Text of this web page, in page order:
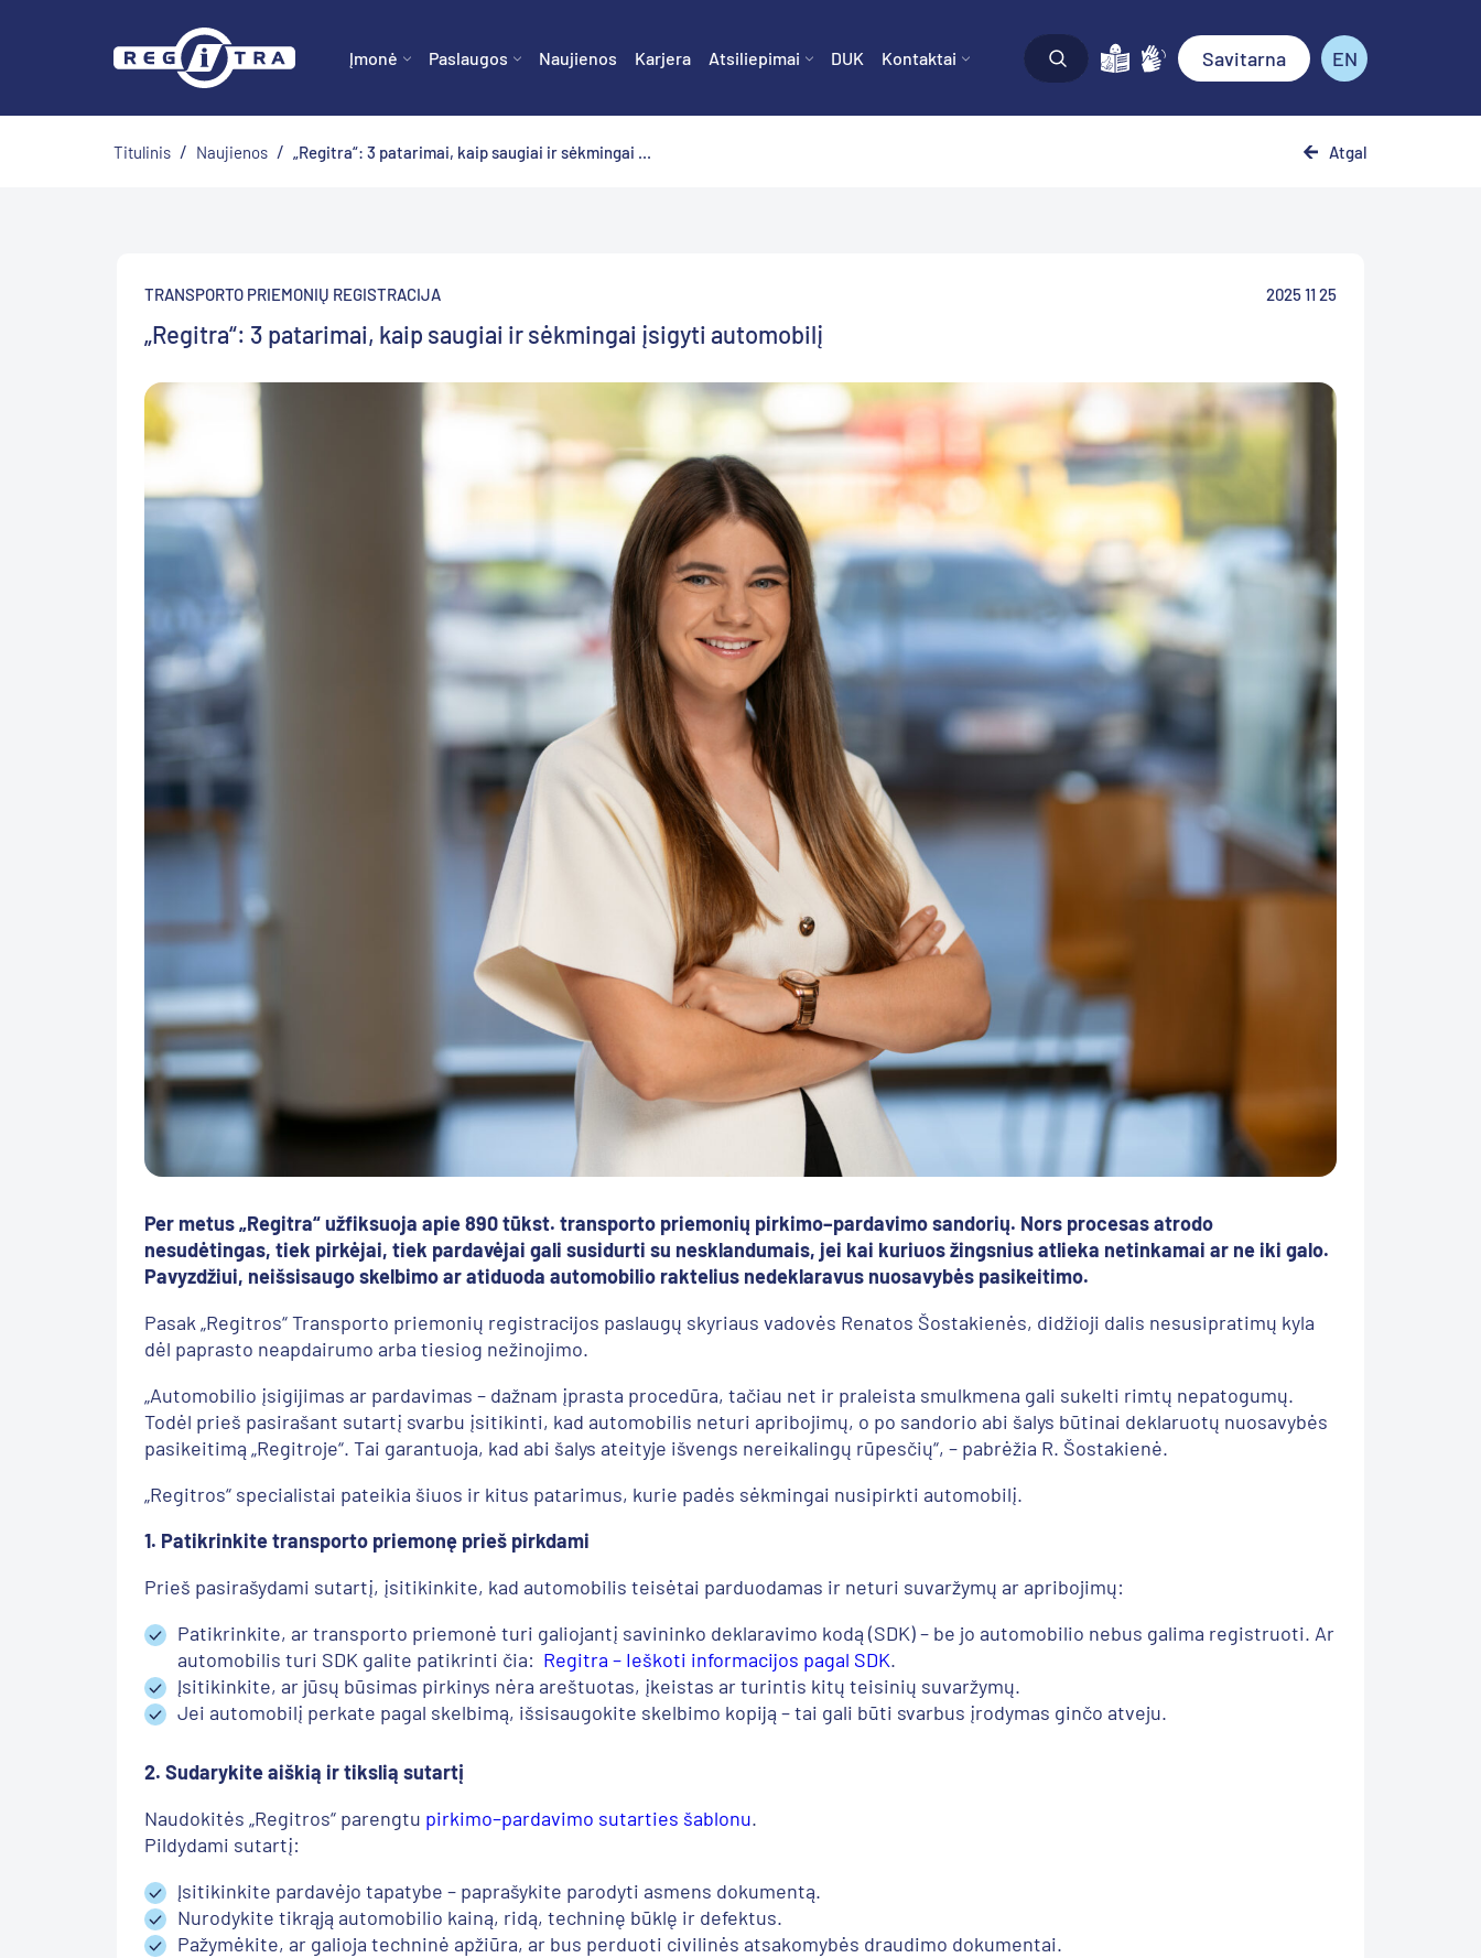
Įmonė Paslaugos Naujienos Karjera Atsiliepimai DUK Kontaktai Savitarna EN
Titulinis / Naujienos / „Regitra“: 3 patarimai, kaip saugiai ir sėkmingai ... Atgal
TRANSPORTO PRIEMONIŲ REGISTRACIJA 2025 11 25
„Regitra“: 3 patarimai, kaip saugiai ir sėkmingai įsigyti automobilį
Per metus „Regitra“ užfiksuoja apie 890 tūkst. transporto priemonių pirkimo–pardavimo sandorių. Nors procesas atrodo
nesudėtingas, tiek pirkėjai, tiek pardavėjai gali susidurti su nesklandumais, jei kai kuriuos žingsnius atlieka netinkamai ar ne iki galo.
Pavyzdžiui, neišsisaugo skelbimo ar atiduoda automobilio raktelius nedeklaravus nuosavybės pasikeitimo.
Pasak „Regitros“ Transporto priemonių registracijos paslaugų skyriaus vadovės Renatos Šostakienės, didžioji dalis nesusipratimų kyla
dėl paprasto neapdairumo arba tiesiog nežinojimo.
„Automobilio įsigijimas ar pardavimas – dažnam įprasta procedūra, tačiau net ir praleista smulkmena gali sukelti rimtų nepatogumų.
Todėl prieš pasirašant sutartį svarbu įsitikinti, kad automobilis neturi apribojimų, o po sandorio abi šalys būtinai deklaruotų nuosavybės
pasikeitimą „Regitroje“. Tai garantuoja, kad abi šalys ateityje išvengs nereikalingų rūpesčių“, – pabrėžia R. Šostakienė.
„Regitros“ specialistai pateikia šiuos ir kitus patarimus, kurie padės sėkmingai nusipirkti automobilį.
1. Patikrinkite transporto priemonę prieš pirkdami
Prieš pasirašydami sutartį, įsitikinkite, kad automobilis teisėtai parduodamas ir neturi suvaržymų ar apribojimų:
Patikrinkite, ar transporto priemonė turi galiojantį savininko deklaravimo kodą (SDK) – be jo automobilio nebus galima registruoti. Ar
automobilis turi SDK galite patikrinti čia: Regitra – Ieškoti informacijos pagal SDK.
Įsitikinkite, ar jūsų būsimas pirkinys nėra areštuotas, įkeistas ar turintis kitų teisinių suvaržymų.
Jei automobilį perkate pagal skelbimą, išsisaugokite skelbimo kopiją – tai gali būti svarbus įrodymas ginčo atveju.
2. Sudarykite aiškią ir tikslią sutartį
Naudokitės „Regitros“ parengtu pirkimo–pardavimo sutarties šablonu.
Pildydami sutartį:
Įsitikinkite pardavėjo tapatybe – paprašykite parodyti asmens dokumentą.
Nurodykite tikrąją automobilio kainą, ridą, techninę būklę ir defektus.
Pažymėkite, ar galioja techninė apžiūra, ar bus perduoti civilinės atsakomybės draudimo dokumentai.